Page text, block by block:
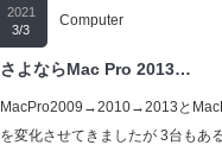
2021
3/3
Computer
さよならMac Pro 2013…
MacPro2009→2010→2013と
を変化させてきましたが 3台もあ